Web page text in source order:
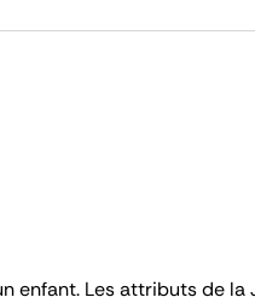
enfant. Les attributs de